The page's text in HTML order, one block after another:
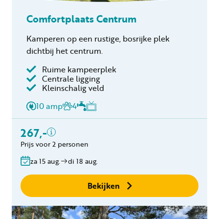
Comfortplaats Centrum
Kamperen op een rustige, bosrijke plek
dichtbij het centrum.
Ruime kampeerplek
Centrale ligging
Kleinschalig veld
10 amp
4
267,-
Inclusief
Geen boekingskosten
Prijs voor 2 personen
za 15 aug. di 18 aug.
Bekijken